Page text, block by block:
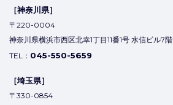
［神奈川県］
〒220-0004
神奈川県横浜市西区北幸1丁目11番1号 水信ビル7階
TEL： 045-550-5659
［埼玉県］
〒330-0854